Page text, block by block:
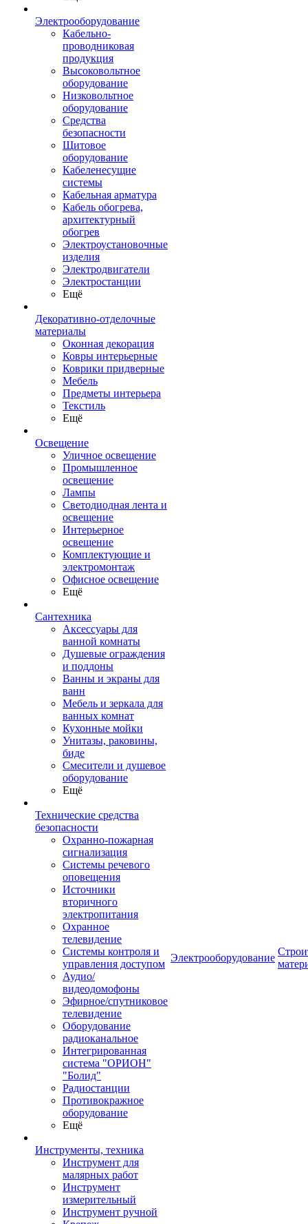
Электрооборудование
Кабельно-
проводниковая
продукция
Высоковольтное
оборудование
Низковольтное
оборудование
Средства
безопасности
Щитовое
оборудование
Кабеленесущие
системы
Кабельная арматура
Кабель обогрева,
архитектурный
обогрев
Электроустановочные
изделия
Электродвигатели
Электростанции
Ещё
Декоративно-отделочные
материалы
Оконная декорация
Ковры интерьерные
Коврики придверные
Мебель
Предметы интерьера
Текстиль
Ещё
Освещение
Уличное освещение
Промышленное
освещение
Лампы
Светодиодная лента и
освещение
Интерьерное
освещение
Комплектующие и
электромонтаж
Офисное освещение
Ещё
Сантехника
Аксессуары для
ванной комнаты
Душевые ограждения
и поддоны
Ванны и экраны для
ванн
Мебель и зеркала для
ванных комнат
Кухонные мойки
Унитазы, раковины,
биде
Смесители и душевое
оборудование
Ещё
Технические средства
безопасности
Охранно-пожарная
сигнализация
Системы речевого
оповещения
Источники
вторичного
электропитания
Охранное
телевидение
Системы контроля и
управления доступом
Аудио/
видеодомофоны
Эфирное/спутниковое
телевидение
Оборудование
радиоканальное
Интегрированная
система "ОРИОН"
"Болид"
Радиостанции
Противокражное
оборудование
Ещё
Инструменты, техника
Инструмент для
малярных работ
Инструмент
измерительный
Инструмент ручной
Электрооборудование